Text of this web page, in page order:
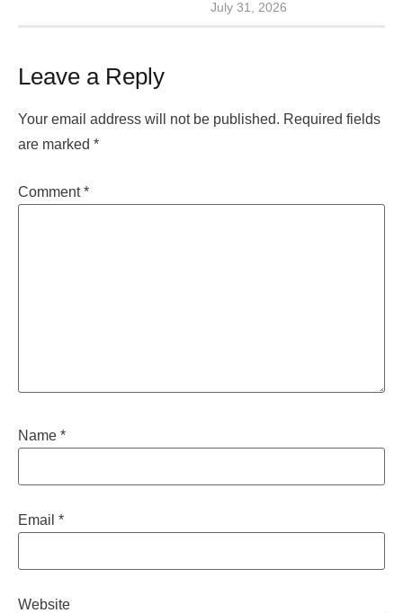
July 31, 2026
Leave a Reply
Your email address will not be published. Required fields
are marked *
Comment*
Name *
Email *
Website